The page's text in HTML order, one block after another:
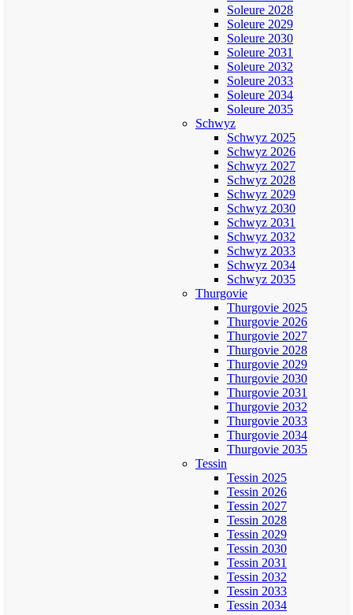
Soleure 2028
Soleure 2029
Soleure 2030
Soleure 2031
Soleure 2032
Soleure 2033
Soleure 2034
Soleure 2035
Schwyz
Schwyz 2025
Schwyz 2026
Schwyz 2027
Schwyz 2028
Schwyz 2029
Schwyz 2030
Schwyz 2031
Schwyz 2032
Schwyz 2033
Schwyz 2034
Schwyz 2035
Thurgovie
Thurgovie 2025
Thurgovie 2026
Thurgovie 2027
Thurgovie 2028
Thurgovie 2029
Thurgovie 2030
Thurgovie 2031
Thurgovie 2032
Thurgovie 2033
Thurgovie 2034
Thurgovie 2035
Tessin
Tessin 2025
Tessin 2026
Tessin 2027
Tessin 2028
Tessin 2029
Tessin 2030
Tessin 2031
Tessin 2032
Tessin 2033
Tessin 2034